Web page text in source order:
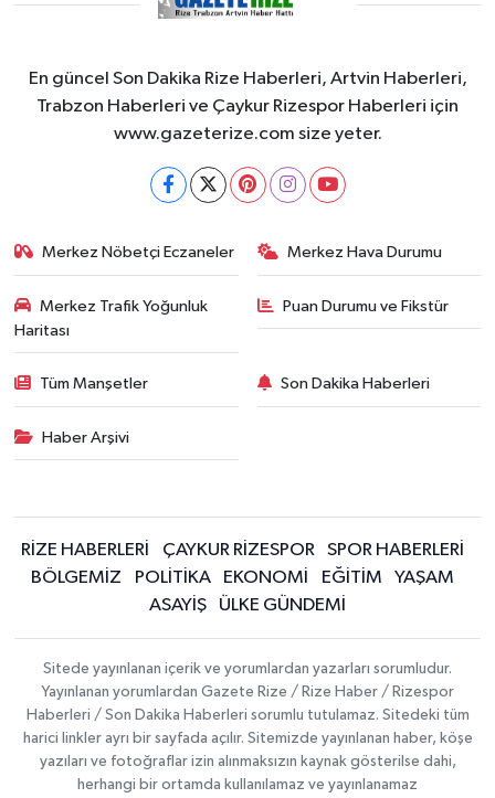
En güncel Son Dakika Rize Haberleri, Artvin Haberleri,
Trabzon Haberleri ve Çaykur Rizespor Haberleri için
www.gazeterize.com size yeter.
Merkez Nöbetçi Eczaneler Merkez Hava Durumu
Merkez Trafik Yoğunluk
Haritası
Puan Durumu ve Fikstür
Tüm Manşetler Son Dakika Haberleri
Haber Arşivi
RİZE HABERLERİ ÇAYKUR RİZESPOR
SPOR HABERLERİ
BÖLGEMİZ
POLİTİKA EKONOMİ EĞİTİM
YAŞAM
ASAYİŞ
ÜLKE GÜNDEMİ
Sitede yayınlanan içerik ve yorumlardan yazarları sorumludur.
Yayınlanan yorumlardan Gazete Rize / Rize Haber / Rizespor
Haberleri / Son Dakika Haberleri sorumlu tutulamaz. Sitedeki tüm
harici linkler ayrı bir sayfada açılır. Sitemizde yayınlanan haber, köşe
yazıları ve fotoğraflar izin alınmaksızın kaynak gösterilse dahi,
herhangi bir ortamda kullanılamaz ve yayınlanamaz